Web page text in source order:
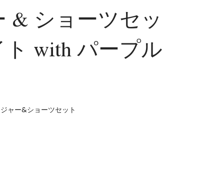
& ショーツセッ
ト with パープル
ャー&ショーツセット